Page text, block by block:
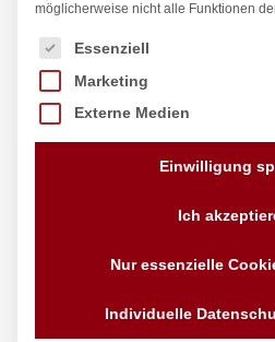
möglicherweise nicht alle Funktionen
Es folgt eine Liste der Service-
Essenziell
Marketing
Externe Medien
Einwilligung
Ich
Nur essenzielle
Individuelle